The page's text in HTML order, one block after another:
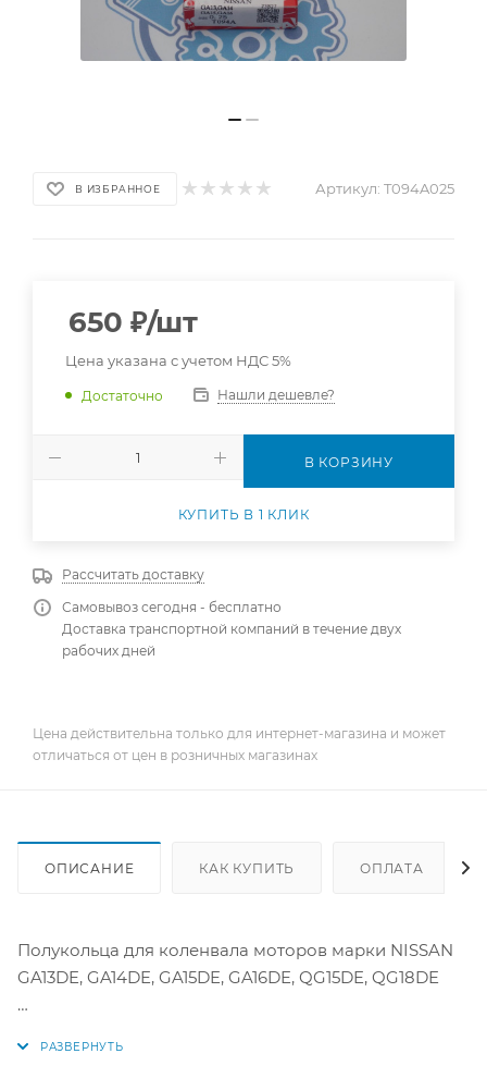
В ИЗБРАННОЕ Артикул: T094A025
650 ₽/шт
Цена указана с учетом НДС 5%
Достаточно Нашли дешевле?
В КОРЗИНУ
КУПИТЬ В 1 КЛИК
Рассчитать доставку
Самовывоз сегодня - бесплатно
Доставка транспортной компаний в течение двух
рабочих дней
Цена действительна только для интернет-магазина и может
отличаться от цен в розничных магазинах
ОПИСАНИЕ КАК КУПИТЬ ОПЛАТА
Полукольца для коленвала моторов марки NISSAN
GA13DE, GA14DE, GA15DE, GA16DE, QG15DE, QG18DE